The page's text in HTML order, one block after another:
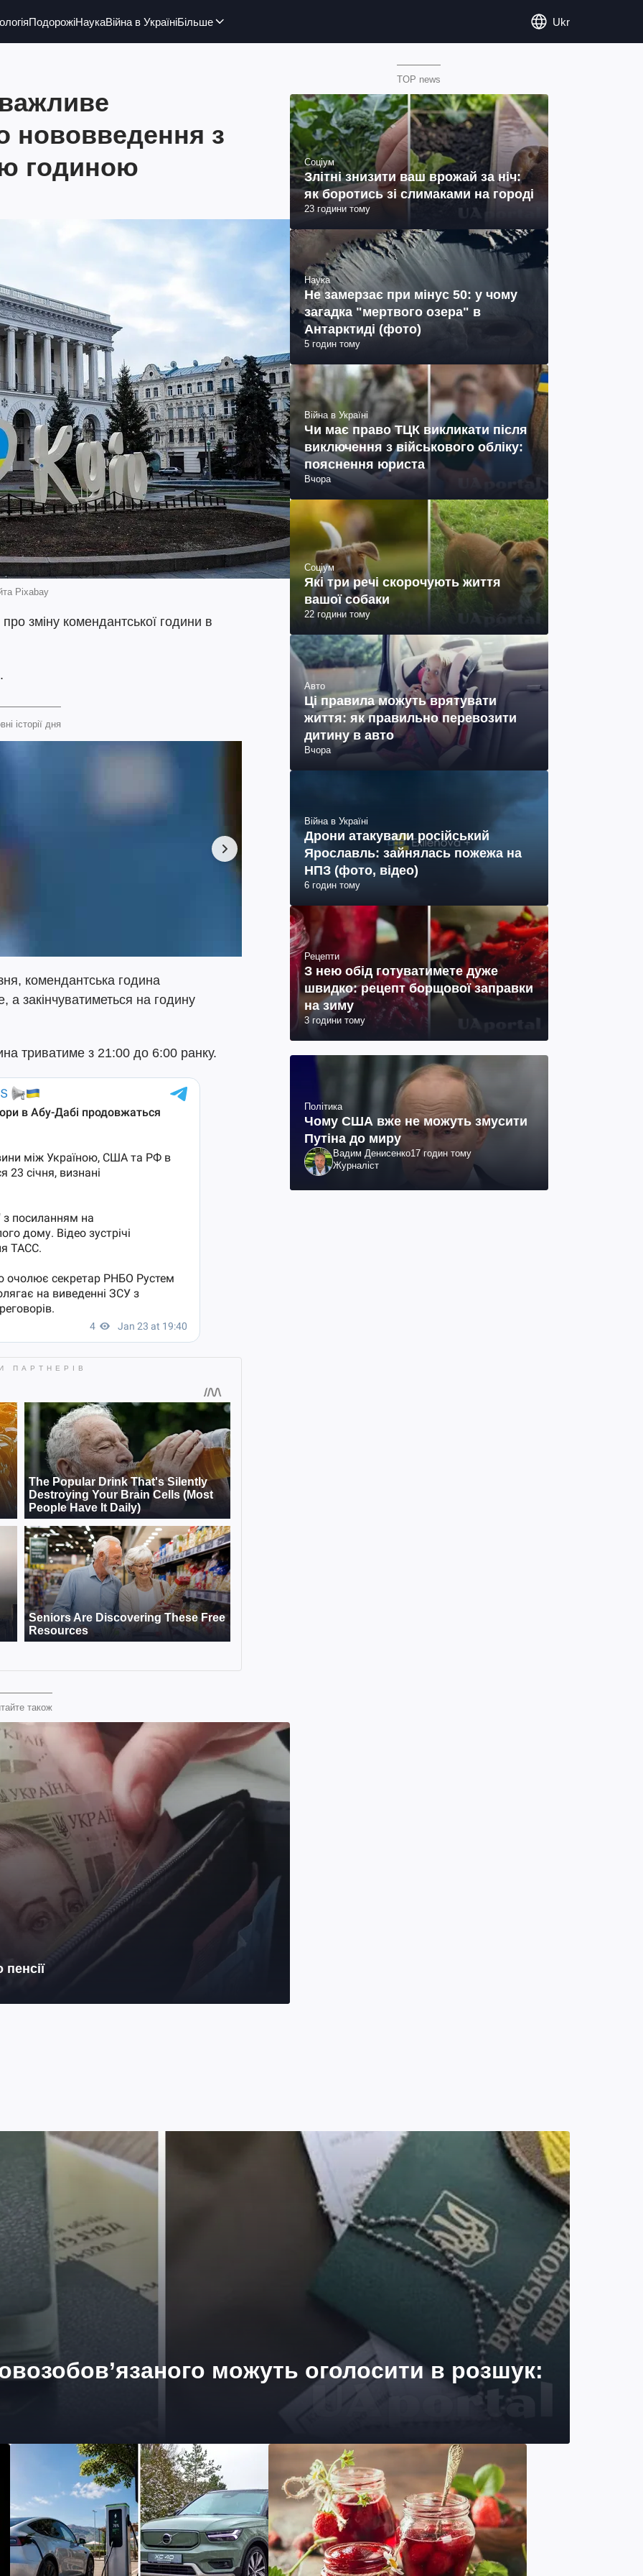
ПодорожіНаукаВійна в УкраїніБільше Ukr
нововведення з
годиною
Pixabay
зміну комендантської години в
історії дня
комендантська година
а закінчуватиметься на годину
триватиме з 21:00 до 6:00 ранку.
також
TOP news
Соціум
Злітні знизити ваш врожай за ніч:
як боротись зі слимаками на городі
23 години тому
Наука
Не замерзає при мінус 50: у чому
загадка "мертвого озера" в
Антарктиді (фото)
5 годин тому
Війна в Україні
Чи має право ТЦК викликати після
виключення з військового обліку:
пояснення юриста
Вчора
Соціум
Які три речі скорочують життя
вашої собаки
22 години тому
Авто
Ці правила можуть врятувати
життя: як правильно перевозити
дитину в авто
Вчора
Війна в Україні
Дрони атакували російський
Ярославль: зайнялась пожежа на
НПЗ (фото, відео)
6 годин тому
Рецепти
З нею обід готуватимете дуже
швидко: рецепт борщової заправки
на зиму
3 години тому
Політика
Чому США вже не можуть змусити
Путіна до миру
Вадим Денисенко17 годин тому
Журналіст
можуть оголосити в розшук: